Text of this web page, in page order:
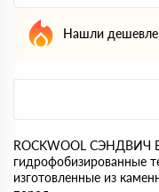
Нашли
ROCKWOOL СЭНДВИЧ
гидрофобизированные
изготовленные из